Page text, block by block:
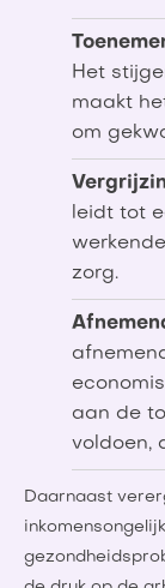
Het
maakt
om
leidt tot
zorg.
aan de
voldoen,
Daarnaast